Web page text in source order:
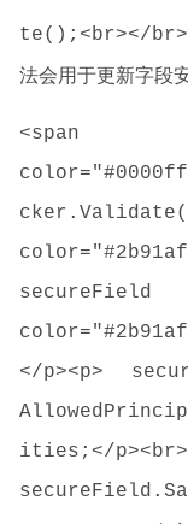
te();<br></
法会用于更新字段
<span
</p><p>
ities;</